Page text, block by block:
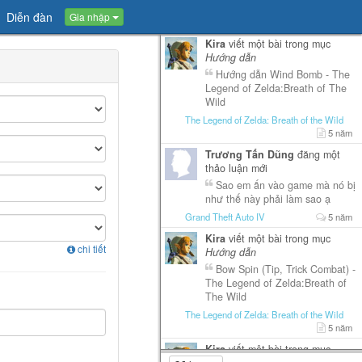
chi tiết
Diễn đàn Gia nhập
Kira viết một bài trong mục
Hướng dẫn
Hướng dẫn Wind Bomb - The
Legend of Zelda:Breath of The
Wild
The Legend of Zelda: Breath of the Wild
5 năm
Trương Tấn Dũng đăng một
thảo luận mới
Sao em ấn vào game mà nó bị
như thế này phải làm sao ạ
Grand Theft Auto IV 5 năm
Kira viết một bài trong mục
Hướng dẫn
Bow Spin (Tip, Trick Combat) -
The Legend of Zelda:Breath of
The Wild
The Legend of Zelda: Breath of the Wild
5 năm
Kiraviết một bài trong mục